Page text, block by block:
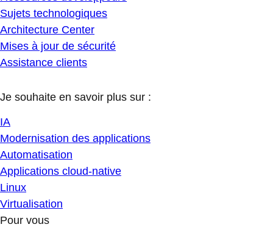
Sujets technologiques
Architecture Center
Mises à jour de sécurité
Assistance clients
Je souhaite en savoir plus sur :
IA
Modernisation des applications
Automatisation
Applications cloud-native
Linux
Virtualisation
Pour vous